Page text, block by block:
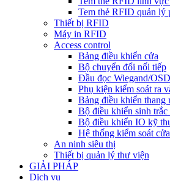
Tem thẻ RFID quản lý
Thiết bị RFID
Máy in RFID
Access control
Bảng điều khiển cửa
Bộ chuyển đổi nối tiếp
Đầu đọc Wiegand/
Phụ kiện kiểm soát ra
Bảng điều khiển thang
Bộ điều khiển sinh trắc
Bộ điều khiển IO kỹ
Hệ thống kiểm soát
An ninh siêu thị
Thiết bị quản lý thư viện
GIẢI PHÁP
Dịch vụ